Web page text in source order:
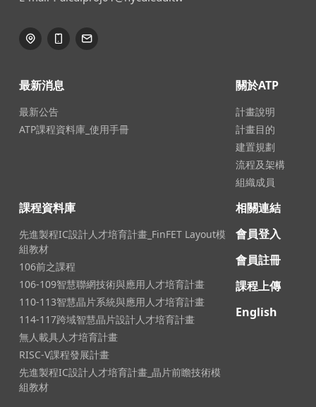
最新消息
最新公告
ATP課程資料庫_使用手冊
關於ATP
計畫說明
計畫目的
建置規劃
流程及架構
組織成員
課程資料庫
先進製程IC設計人才培育計畫_FinFET Layout模
組教材
106前之課程
106-109智慧聯網技術與應用人才培育計畫
110-113智慧晶片系統與應用人才培育計畫
114-117跨域智慧晶片設計人才培育計畫
無人載具人才培育計畫
RISC-V課程發展計畫
先進製程IC設計人才培育計畫_晶片前瞻技術模
組教材
相關連結
會員登入
會員註冊
課程上傳
English